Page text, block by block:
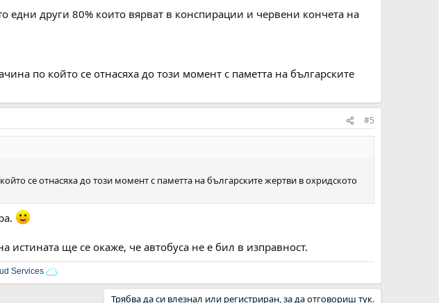
едни други 80% които вярват в конспирации и червени кончета на
по който се отнасяха до този момент с паметта на българските
#5
се отнасяха до този момент с паметта на българските жертви в охридското
истината ще се окаже, че автобуса не е бил в изправност.
Services
Трябва да си влезнал или регистриран, за да отговориш тук.